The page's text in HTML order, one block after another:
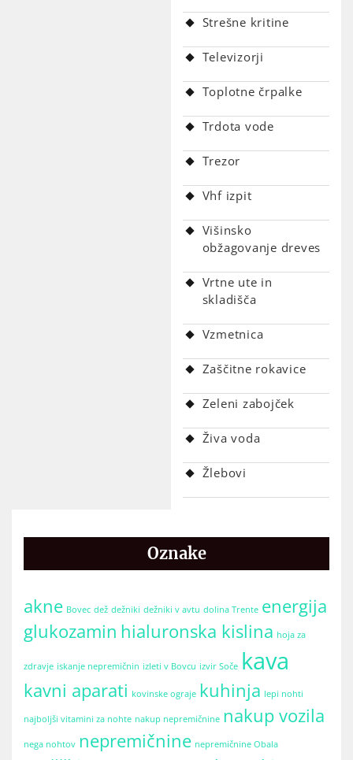
Strešne kritine
Televizorji
Toplotne črpalke
Trdota vode
Trezor
Vhf izpit
Višinsko
obžagovanje dreves
Vrtne ute in
skladišča
Vzmetnica
Zaščitne rokavice
Zeleni zabojček
Živa voda
Žlebovi
Oznake
akne Bovec dež dežniki dežniki v avtu dolina Trente energija
glukozamin hialuronska kislina hoja za
zdravje iskanje nepremičnin izleti v Bovcu izvir Soče kava
kavni aparati kovinske ograje kuhinja lepi nohti
najboljši vitamini za nohte nakup nepremičnine nakup vozila
nega nohtov nepremičnine nepremičnine Obala